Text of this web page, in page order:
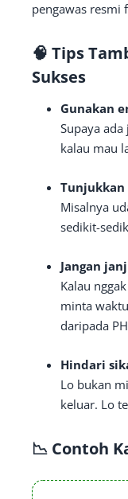
pengawas resmi
🧠 Tips
Sukses
Gunakan
Supaya
kalau mau
Misalnya
sedikit-
Jangan
Kalau
minta
daripada
Hindari
Lo bukan
keluar. Lo
📉 Contoh